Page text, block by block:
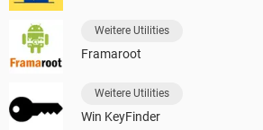
Weitere Utilities
Framaroot
Weitere Utilities
Win KeyFinder